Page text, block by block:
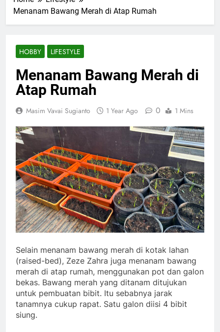
Menanam Bawang Merah di Atap Rumah
HOBBY LIFESTYLE
Menanam Bawang Merah di
Atap Rumah
Masim Vavai Sugianto 1 Year Ago 0 1 Mins
Selain menanam bawang merah di kotak lahan
(raised-bed), Zeze Zahra juga menanam bawang
merah di atap rumah, menggunakan pot dan galon
bekas. Bawang merah yang ditanam ditujukan
untuk pembuatan bibit. Itu sebabnya jarak
tanamnya cukup rapat. Satu galon diisi 4 bibit
siung.